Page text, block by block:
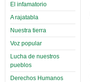
El infamatorio
A rajatabla
Nuestra tierra
Voz popular
Lucha de nuestros
pueblos
Derechos Humanos